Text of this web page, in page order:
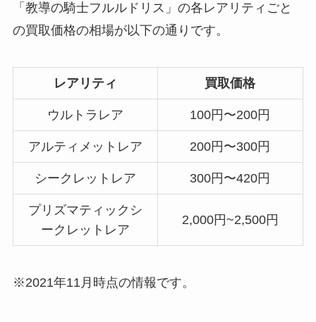
「教導の騎士フルルドリス」の各レアリティごと
の買取価格の相場が以下の通りです。
レアリティ 買取価格
ウルトラレア 100円〜200円
アルティメットレア 200円〜300円
シークレットレア 300円〜420円
プリズマティックシ
ークレットレア
2,000円~2,500円
※2021年11月時点の情報です。